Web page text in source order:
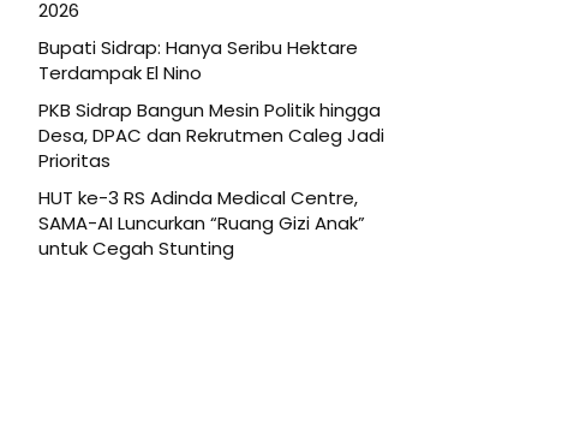
2026
Bupati Sidrap: Hanya Seribu Hektare
Terdampak El Nino
PKB Sidrap Bangun Mesin Politik hingga
Desa, DPAC dan Rekrutmen Caleg Jadi
Prioritas
HUT ke-3 RS Adinda Medical Centre,
SAMA-AI Luncurkan “Ruang Gizi Anak”
untuk Cegah Stunting